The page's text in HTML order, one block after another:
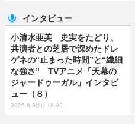
インタビュー
小清水亜美 史実をたどり、
共演者との芝居で深めたドレ
ゲネの“止まった時間”と“繊細
な強さ” TVアニメ「天幕の
ジャードゥーガル」インタビ
ュー（８）
2026.8.3(月) 18:00